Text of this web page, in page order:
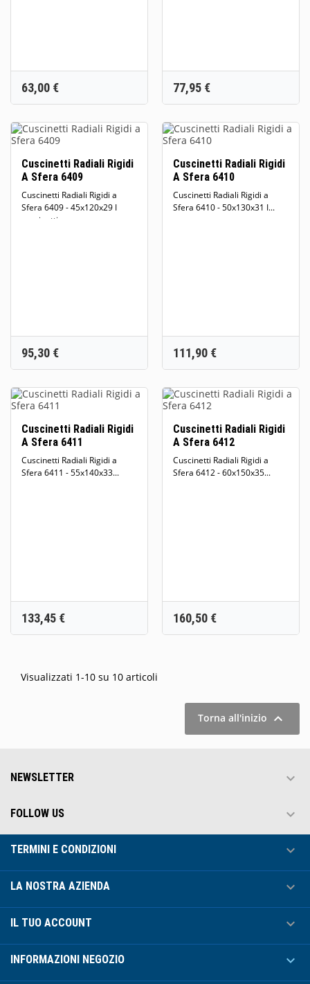
Prezzo
63,00 € Prezzo
77,95 €
Cuscinetti Radiali Rigidi
A Sfera 6409
Cuscinetti Radiali Rigidi a
Sfera 6409 - 45x120x29 I
cuscinetti...
Prezzo
95,30 €
Cuscinetti Radiali Rigidi
A Sfera 6410
Cuscinetti Radiali Rigidi a
Sfera 6410 - 50x130x31 I...
Prezzo
111,90 €
Cuscinetti Radiali Rigidi
A Sfera 6411
Cuscinetti Radiali Rigidi a
Sfera 6411 - 55x140x33...
Prezzo
133,45 €
Cuscinetti Radiali Rigidi
A Sfera 6412
Cuscinetti Radiali Rigidi a
Sfera 6412 - 60x150x35...
Prezzo
160,50 €
Visualizzati 1-10 su 10 articoli
Torna all'inizio 
NEWSLETTER 
FOLLOW US 
TERMINI E CONDIZIONI 
LA NOSTRA AZIENDA 
IL TUO ACCOUNT 
INFORMAZIONI NEGOZIO 